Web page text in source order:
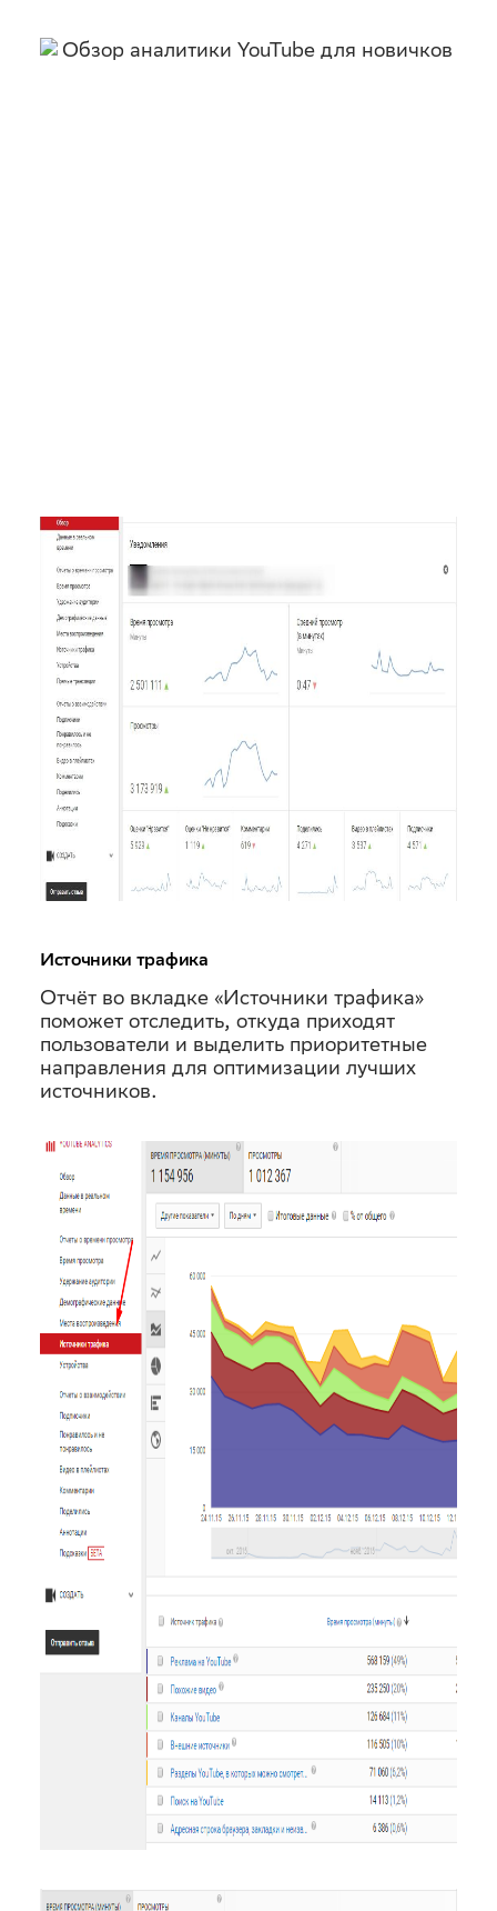
Источники трафика
Отчёт во вкладке «Источники трафика»
поможет отследить, откуда приходят
пользователи и выделить приоритетные
направления для оптимизации лучших
источников.